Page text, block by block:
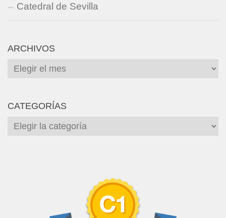
Catedral de Sevilla
ARCHIVOS
Archivos
CATEGORÍAS
Categorías